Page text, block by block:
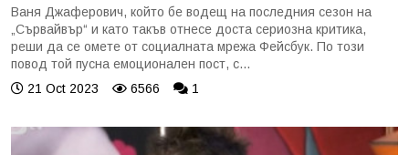
Ваня Джаферович, който бе водещ на последния сезон на
„Сървайвър“ и като такъв отнесе доста сериозна критика,
реши да се омете от социалната мрежа Фейсбук. По този
повод той пусна емоционален пост, с...
21 Oct 2023
6566 1